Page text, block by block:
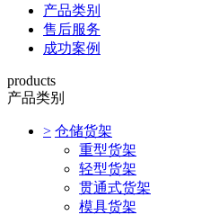
产品类别
售后服务
成功案例
products
产品类别
> 仓储货架
重型货架
轻型货架
贯通式货架
模具货架